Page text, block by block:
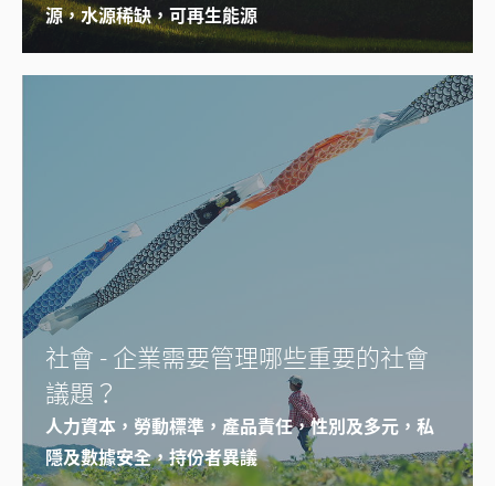
源，水源稀缺，可再生能源
社會 - 企業需要管理哪些重要的社會
議題？
人力資本，勞動標準，產品責任，性別及多元，私
隱及數據安全，持份者異議